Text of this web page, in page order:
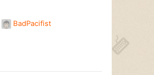
BadPacifist